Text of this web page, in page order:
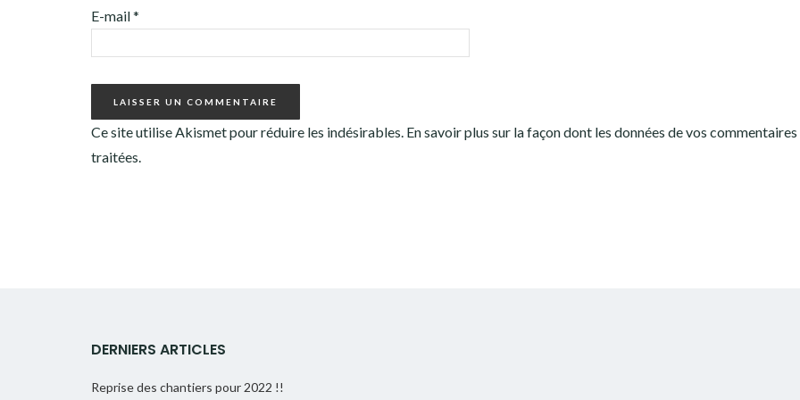
E-mail*
Ce site utilise Akismet pour réduire les indésirables. En savoir plus sur la façon dont les données de vos
traitées.
DERNIERS ARTICLES
Reprise des chantiers pour 2022 !!